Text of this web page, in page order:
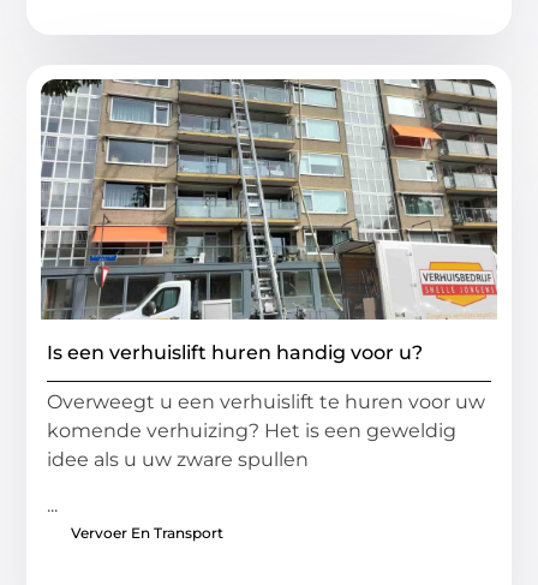
Is een verhuislift huren handig voor u?
Overweegt u een verhuislift te huren voor uw
komende verhuizing? Het is een geweldig
idee als u uw zware spullen
...
Vervoer En Transport